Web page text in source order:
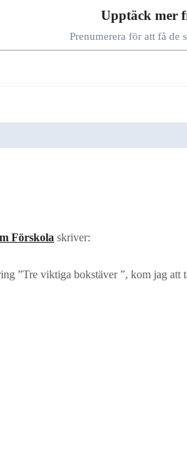
Upptäck mer
Prenumerera för att få
Förskola skriver:
”Tre viktiga bokstäver ”, kom jag